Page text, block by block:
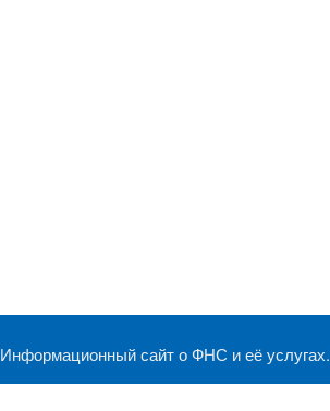
Информационный сайт о ФНС и её услугах.